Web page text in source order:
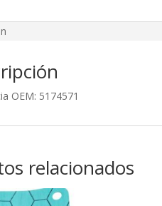
OEM: 5174571
relacionados